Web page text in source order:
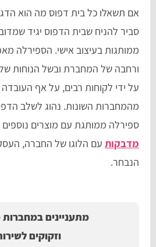
אם תשאלו כל בית דפוס מה הוא
סביר להניח שבית הדפוס יגיד
ממותגות בעיצוב אישי. הספירלה
ורחבה של המחברת ובשל הנוחות
על ידי לקוחות רבים, על אף
מהמחברות השונות. נהוג לשלב
ספירלה ממותגת עם מוצרים נוספים
מדבקות עם הלוגו של החברה,
הנבחר.
מתעניינים
וזקוקים